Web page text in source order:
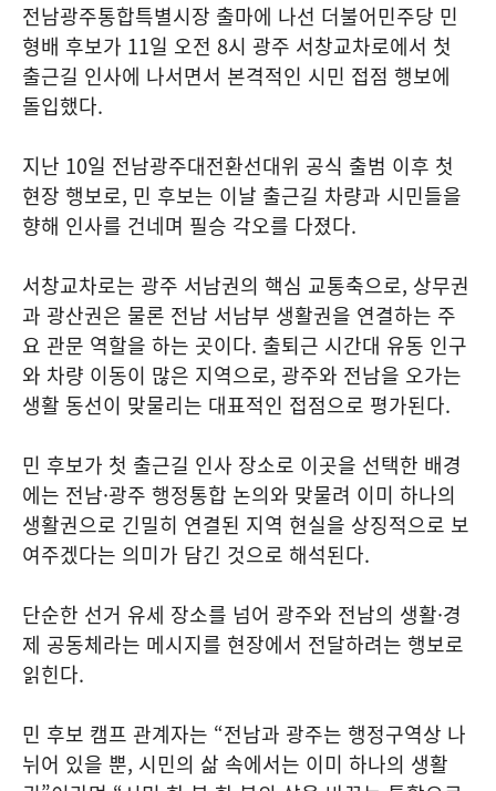
전남광주통합특별시장 출마에 나선 더불어민주당 민
형배 후보가 11일 오전 8시 광주 서창교차로에서 첫
출근길 인사에 나서면서 본격적인 시민 접점 행보에
돌입했다.
지난 10일 전남광주대전환선대위 공식 출범 이후 첫
현장 행보로, 민 후보는 이날 출근길 차량과 시민들을
향해 인사를 건네며 필승 각오를 다졌다.
서창교차로는 광주 서남권의 핵심 교통축으로, 상무권
과 광산권은 물론 전남 서남부 생활권을 연결하는 주
요 관문 역할을 하는 곳이다. 출퇴근 시간대 유동 인구
와 차량 이동이 많은 지역으로, 광주와 전남을 오가는
생활 동선이 맞물리는 대표적인 접점으로 평가된다.
민 후보가 첫 출근길 인사 장소로 이곳을 선택한 배경
에는 전남·광주 행정통합 논의와 맞물려 이미 하나의
생활권으로 긴밀히 연결된 지역 현실을 상징적으로 보
여주겠다는 의미가 담긴 것으로 해석된다.
단순한 선거 유세 장소를 넘어 광주와 전남의 생활·경
제 공동체라는 메시지를 현장에서 전달하려는 행보로
읽힌다.
민 후보 캠프 관계자는 “전남과 광주는 행정구역상 나
뉘어 있을 뿐, 시민의 삶 속에서는 이미 하나의 생활